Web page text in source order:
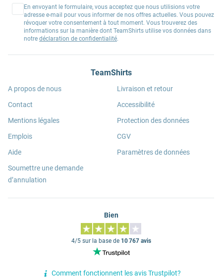
En envoyant le formulaire, vous acceptez que nous utilisions votre
adresse e-mail pour vous informer de nos offres actuelles. Vous pouvez
révoquer votre consentement à tout moment. Vous trouverez des
informations sur la manière dont TeamShirts utilise vos données dans
notre déclaration de confidentialité.
TeamShirts
A propos de nous
Contact
Mentions légales
Emplois
Aide
Soumettre une demande
d’annulation
Livraison et retour
Accessibilité
Protection des données
CGV
Paramètres de données
Bien
4/5 sur la base de 10 767 avis
Comment fonctionnent les avis Trustpilot?